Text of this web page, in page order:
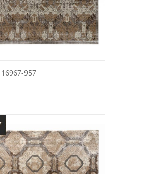
16967-957